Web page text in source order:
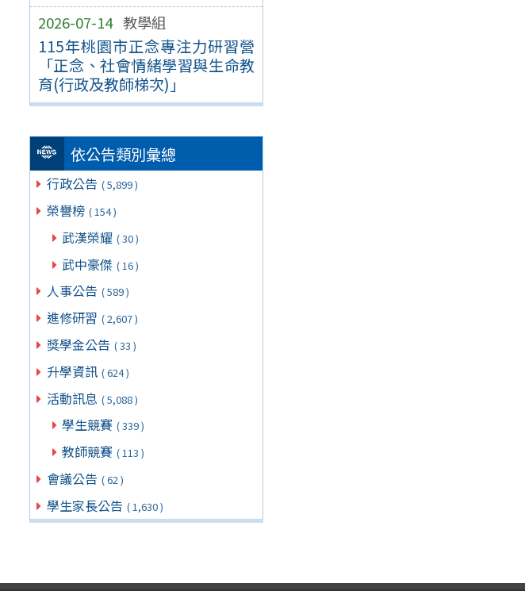
2026-07-14 教學組
115年桃園市正念專注力研習營
「正念、社會情緒學習與生命教
育(行政及教師梯次)」
依公告類別彙總
行政公告 ( 5,899 )
榮譽榜 ( 154 )
武漢榮耀 ( 30 )
武中豪傑 ( 16 )
人事公告 ( 589 )
進修研習 ( 2,607 )
獎學金公告 ( 33 )
升學資訊 ( 624 )
活動訊息 ( 5,088 )
學生競賽 ( 339 )
教師競賽 ( 113 )
會議公告 ( 62 )
學生家長公告 ( 1,630 )